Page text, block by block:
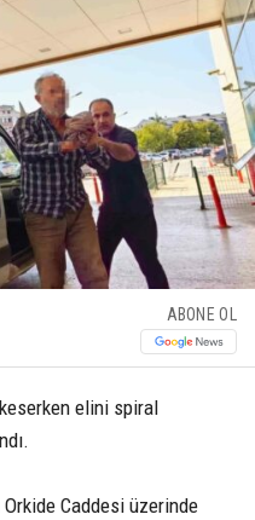
ABONE OL
elini spiral
Caddesi üzerinde